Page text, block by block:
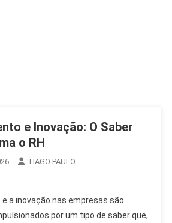
e Inovação: O Saber
o RH
TIAGO PAULO
a inovação nas empresas são
por um tipo de saber que,